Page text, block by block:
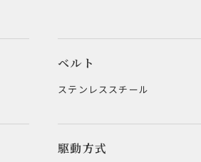
ベルト
ステンレススチール
駆動方式